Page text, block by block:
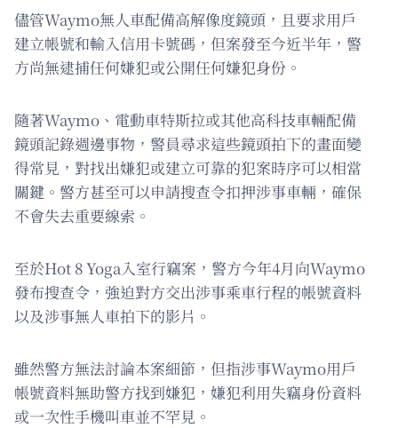
儘管Waymo無人車配備高解像度鏡頭，且要求用戶
建立帳號和輸入信用卡號碼，但案發至今近半年，警
方尚無逮捕任何嫌犯或公開任何嫌犯身份。
隨著Waymo、電動車特斯拉或其他高科技車輛配備
鏡頭記錄週邊事物，警員尋求這些鏡頭拍下的畫面變
得常見，對找出嫌犯或建立可靠的犯案時序可以相當
關鍵。警方甚至可以申請搜查令扣押涉事車輛，確保
不會失去重要線索。
至於Hot 8 Yoga入室行竊案，警方今年4月向Waymo
發布搜查令，強迫對方交出涉事乘車行程的帳號資料
以及涉事無人車拍下的影片。
雖然警方無法討論本案細節，但指涉事Waymo用戶
帳號資料無助警方找到嫌犯，嫌犯利用失竊身份資料
或一次性手機叫車並不罕見。